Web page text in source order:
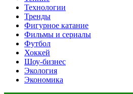
Технологии
Тренды
Фигурное катание
Фильмы и сериалы
Футбол
Хоккей
Шоу-бизнес
Экология
Экономика